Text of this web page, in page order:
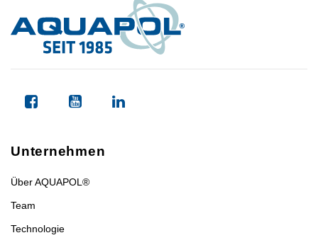
Unternehmen
Über AQUAPOL®
Team
Technologie